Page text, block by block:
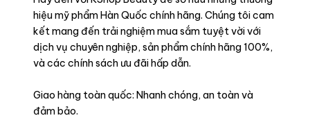
hiệu mỹ phẩm Hàn Quốc chính hãng. Chúng tôi cam
kết mang đến trải nghiệm mua sắm tuyệt vời với
dịch vụ chuyên nghiệp, sản phẩm chính hãng 100%,
và các chính sách ưu đãi hấp dẫn.
Giao hàng toàn quốc: Nhanh chóng, an toàn và
đảm bảo.